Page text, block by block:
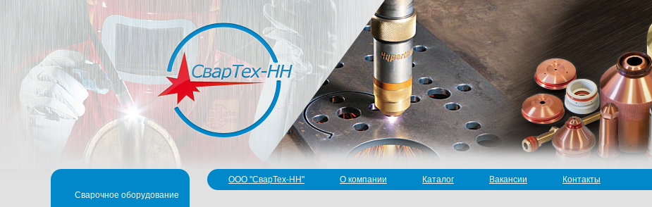
ООО "СварТех-НН" О компании Каталог Вакансии Контакты
Сварочное оборудование